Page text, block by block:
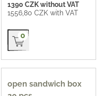
1390 CZK without VAT
1556,80 CZK with VAT
Přidat do košíku
0
55 CZK / pc
open sandwich box